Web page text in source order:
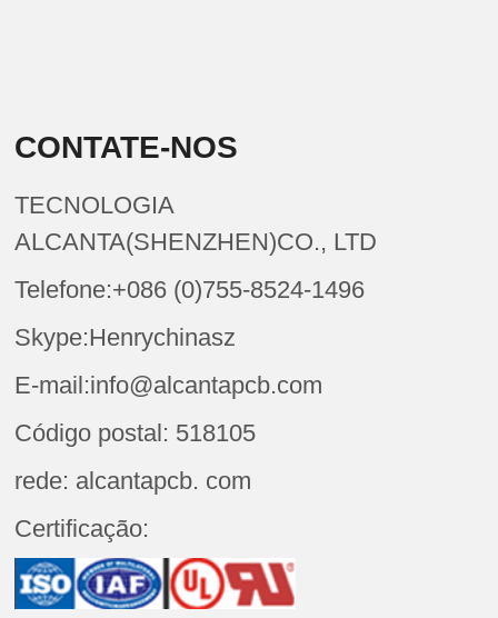
CONTATE-NOS
TECNOLOGIA
ALCANTA(SHENZHEN)CO., LTD
Telefone:+086 (0)755-8524-1496
Skype:Henrychinasz
E-mail:info@alcantapcb.com
Código postal: 518105
rede: alcantapcb. com
Certificação: